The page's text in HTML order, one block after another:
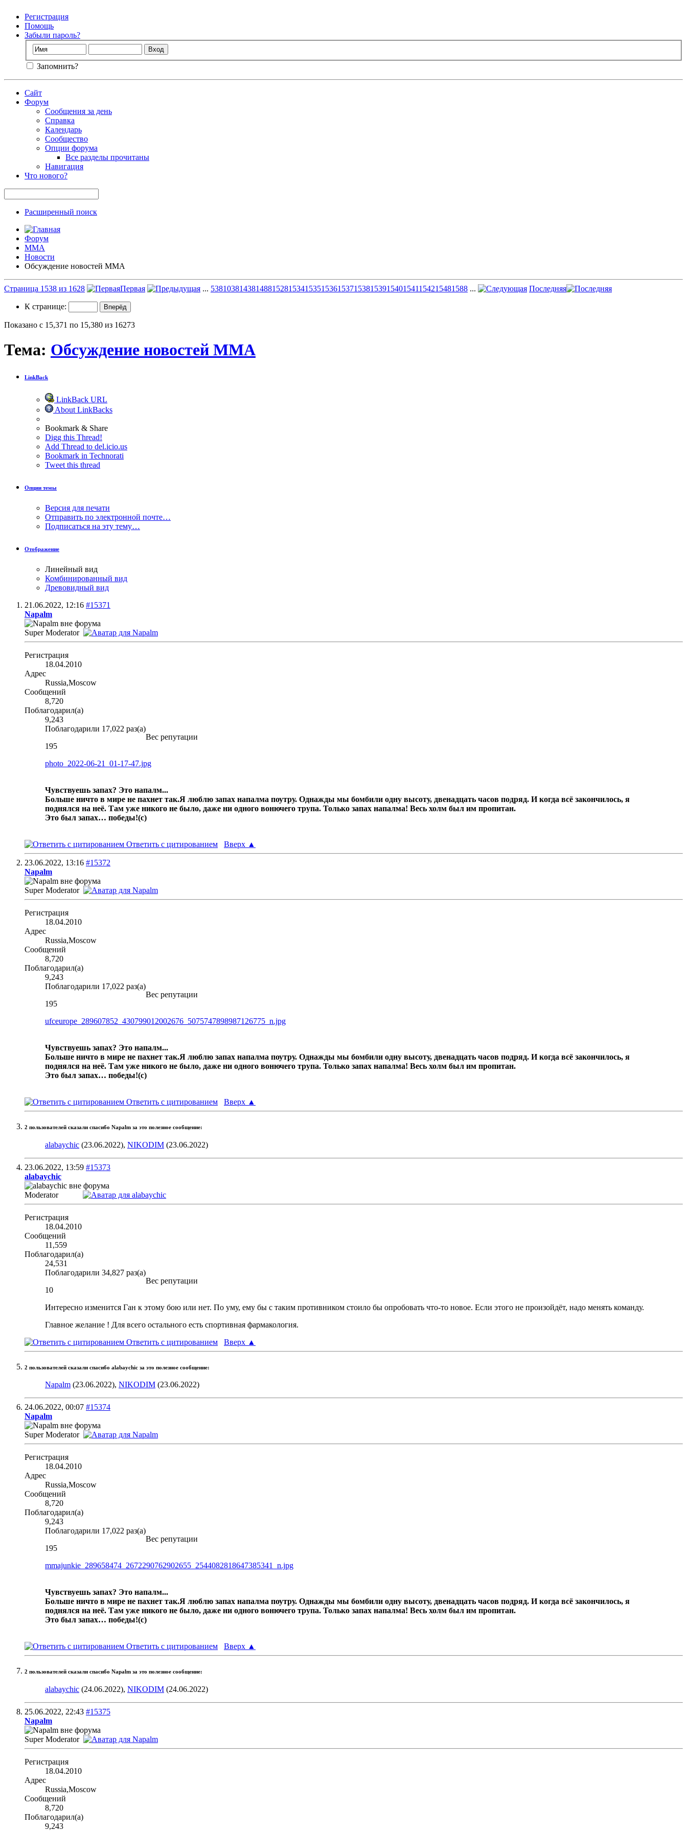
Регистрация
Помощь
Забыли пароль?
Запомнить?
Сайт
Форум
Сообщения за день
Справка
Календарь
Сообщество
Опции форума
Все разделы прочитаны
Навигация
Что нового?
Расширенный поиск
Форум
ММА
Новости
Обсуждение новостей ММА
Страница 1538 из 1628 Первая ... 538103814381488152815341535153615371538153915401541154215481588 ... Последняя
К странице:
Показано с 15,371 по 15,380 из 16273
Тема: Обсуждение новостей ММА
LinkBack
LinkBack URL
About LinkBacks
Bookmark & Share
Digg this Thread!
Add Thread to del.icio.us
Bookmark in Technorati
Tweet this thread
Опции темы
Версия для печати
Отправить по электронной почте…
Подписаться на эту тему…
Отображение
Линейный вид
Комбинированный вид
Древовидный вид
21.06.2022, 12:16 #15371
Napalm
Super Moderator
Регистрация
18.04.2010
Адрес
Russia,Moscow
Сообщений
8,720
Поблагодарил(а)
9,243
Поблагодарили 17,022 раз(а)
Вес репутации
195
photo_2022-06-21_01-17-47.jpg
Чувствуешь запах? Это напалм...
Больше ничто в мире не пахнет так.Я люблю запах напалма поутру. Однажды мы бомбили одну высоту, двенадцать часов подряд. И когда всё закончилось, я
поднялся на неё. Там уже никого не было, даже ни одного вонючего трупа. Только запах напалма! Весь холм был им пропитан.
Это был запах… победы!(с)
Ответить с цитированием Вверх ▲
23.06.2022, 13:16 #15372
Napalm
Super Moderator
Регистрация
18.04.2010
Адрес
Russia,Moscow
Сообщений
8,720
Поблагодарил(а)
9,243
Поблагодарили 17,022 раз(а)
Вес репутации
195
ufceurope_289607852_430799012002676_5075747898987126775_n.jpg
Чувствуешь запах? Это напалм...
Больше ничто в мире не пахнет так.Я люблю запах напалма поутру. Однажды мы бомбили одну высоту, двенадцать часов подряд. И когда всё закончилось, я
поднялся на неё. Там уже никого не было, даже ни одного вонючего трупа. Только запах напалма! Весь холм был им пропитан.
Это был запах… победы!(с)
Ответить с цитированием Вверх ▲
2 пользователей сказали cпасибо Napalm за это полезное сообщение:
alabaychic (23.06.2022), NIKODIM (23.06.2022)
23.06.2022, 13:59 #15373
alabaychic
Moderator
Регистрация
18.04.2010
Сообщений
11,559
Поблагодарил(а)
24,531
Поблагодарили 34,827 раз(а)
Вес репутации
10
Интересно изменится Ган к этому бою или нет. По уму, ему бы с таким противником стоило бы опробовать что-то новое. Если этого не произойдёт, надо менять команду.
Главное желание ! Для всего остального есть спортивная фармакология.
Ответить с цитированием
Вверх ▲
2 пользователей сказали cпасибо alabaychic за это полезное сообщение:
Napalm (23.06.2022), NIKODIM (23.06.2022)
24.06.2022, 00:07 #15374
Napalm
Super Moderator
Регистрация
18.04.2010
Адрес
Russia,Moscow
Сообщений
8,720
Поблагодарил(а)
9,243
Поблагодарили 17,022 раз(а)
Вес репутации
195
mmajunkie_289658474_2672290762902655_2544082818647385341_n.jpg
Чувствуешь запах? Это напалм...
Больше ничто в мире не пахнет так.Я люблю запах напалма поутру. Однажды мы бомбили одну высоту, двенадцать часов подряд. И когда всё закончилось, я
поднялся на неё. Там уже никого не было, даже ни одного вонючего трупа. Только запах напалма! Весь холм был им пропитан.
Это был запах… победы!(с)
Ответить с цитированием Вверх ▲
2 пользователей сказали cпасибо Napalm за это полезное сообщение:
alabaychic (24.06.2022), NIKODIM (24.06.2022)
25.06.2022, 22:43 #15375
Napalm
Super Moderator
Регистрация
18.04.2010
Адрес
Russia,Moscow
Сообщений
8,720
Поблагодарил(а)
9,243